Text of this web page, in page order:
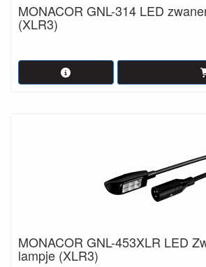
MONACOR GNL-314 LED
(XLR3)
MONACOR GNL-453XLR LED
lampje (XLR3)